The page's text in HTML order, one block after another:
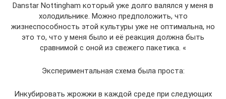
Danstar Nottingham который уже долго валялся у меня в
холодильнике. Можно предположить, что
жизнеспособность этой культуры уже не оптимальна, но
это то, что у меня было и её реакция должна быть
сравнимой с оной из свежего пакетика. «
Экспериментальная схема была проста:
Инкубировать жрожжи в каждой среде при следующих